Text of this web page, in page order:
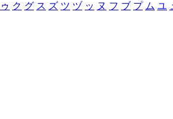
ゥ ク グ ス ズ ツ ヅ ッ ヌ フ ブ プ ム ユ